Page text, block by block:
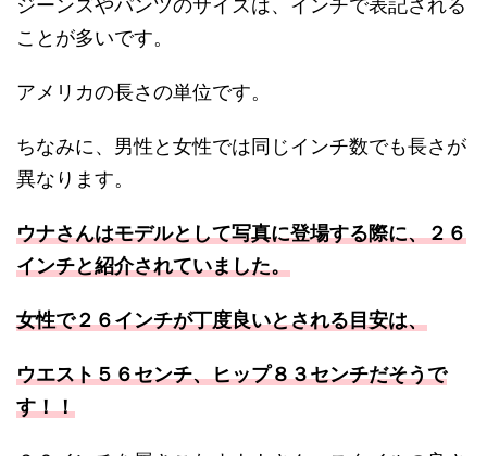
ジーンズやパンツのサイズは、インチで表記される
ことが多いです。
アメリカの長さの単位です。
ちなみに、男性と女性では同じインチ数でも長さが
異なります。
ウナさんはモデルとして写真に登場する際に、２６
インチと紹介されていました。
女性で２６インチが丁度良いとされる目安は、
ウエスト５６センチ、ヒップ８３センチだそうで
す！！